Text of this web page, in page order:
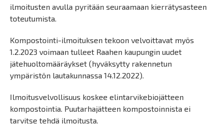
ilmoitusten avulla pyritään seuraamaan kierrätysasteen
toteutumista.
Kompostointi-ilmoituksen tekoon velvoittavat myös
1.2.2023 voimaan tulleet Raahen kaupungin uudet
jätehuoltomääräykset (hyväksytty rakennetun
ympäristön lautakunnassa 14.12.2022).
Ilmoitusvelvollisuus koskee elintarvikebiojätteen
kompostointia. Puutarhajätteen kompostoinnista ei
tarvitse tehdä ilmoitusta.